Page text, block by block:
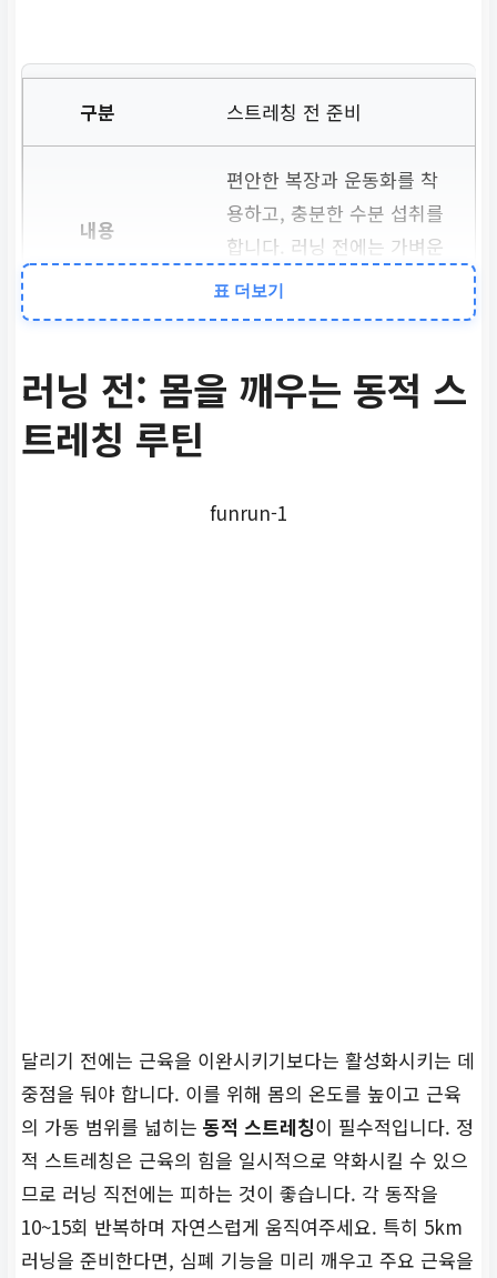
스트레칭 전 준비
편안한 복장과 운동화를 착
용하고, 충분한 수분 섭취를
합니다. 러닝 전에는 가벼운
워밍업이 필수입니다.
부드럽게 합니다.
요.지금 바로 예약하기
표 더보기
러닝 전: 몸을 깨우는 동적 스
트레칭 루틴
funrun-1
달리기 전에는 근육을 이완시키기보다는 활성화시키는 데
중점을 둬야 합니다. 이를 위해 몸의 온도를 높이고 근육
의 가동 범위를 넓히는 동적 스트레칭이 필수적입니다. 정
적 스트레칭은 근육의 힘을 일시적으로 약화시킬 수 있으
므로 러닝 직전에는 피하는 것이 좋습니다. 각 동작을
10~15회 반복하며 자연스럽게 움직여주세요. 특히 5km
러닝을 준비한다면, 심폐 기능을 미리 깨우고 주요 근육을